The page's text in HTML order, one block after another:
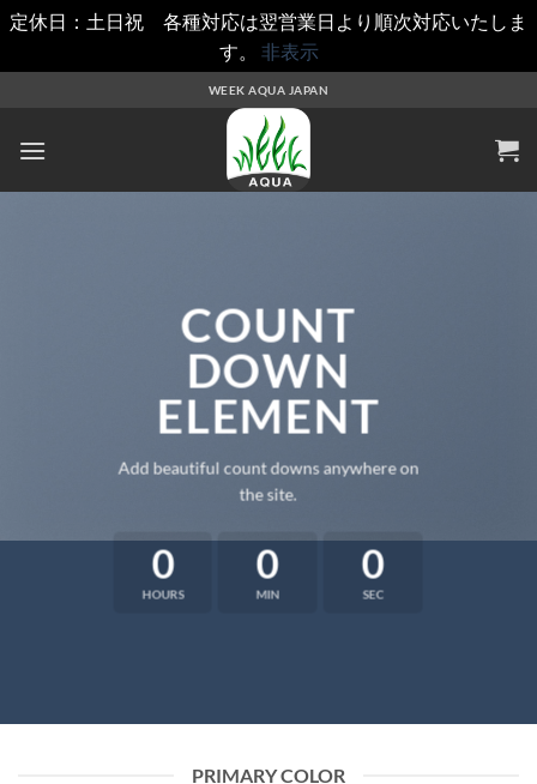
定休日：土日祝 各種対応は翌営業日より順次対応いたしま
す。 非表示
content
WEEK AQUA JAPAN
COUNT
DOWN
ELEMENT
Add beautiful count downs anywhere on
the site.
0
HOURS
0
MIN
0
SEC
PRIMARY COLOR